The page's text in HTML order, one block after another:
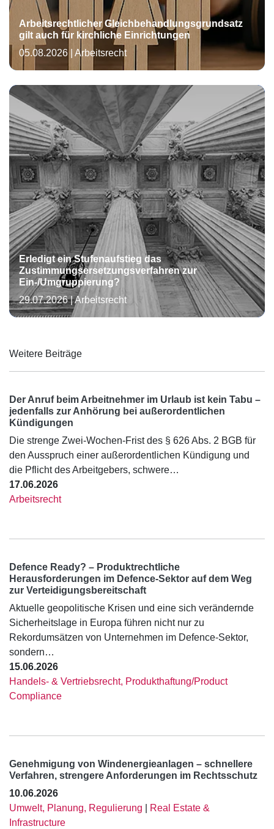
Arbeitsrechtlicher Gleichbehandlungsgrundsatz
gilt auch für kirchliche Einrichtungen
05.08.2026
Arbeitsrecht
Erledigt ein Stufenaufstieg das
Zustimmungsersetzungsverfahren zur
Ein-/Umgruppierung?
29.07.2026|Arbeitsrecht
Weitere Beiträge
Der Anruf beim Arbeitnehmer im Urlaub ist kein Tabu –
jedenfalls zur Anhörung bei außerordentlichen
Kündigungen
Die strenge Zwei-Wochen-Frist des § 626 Abs. 2 BGB für
den Ausspruch einer außerordentlichen Kündigung und
die Pflicht des Arbeitgebers, schwere…
17.06.2026
Arbeitsrecht
Defence Ready? – Produktrechtliche
Herausforderungen im Defence-Sektor auf dem Weg
zur Verteidigungsbereitschaft
Aktuelle geopolitische Krisen und eine sich verändernde
Sicherheitslage in Europa führen nicht nur zu
Rekordumsätzen von Unternehmen im Defence-Sektor,
sondern…
15.06.2026
Handels- & Vertriebsrecht, Produkthaftung/Product
Compliance
Genehmigung von Windenergieanlagen – schnellere
Verfahren, strengere Anforderungen im Rechtsschutz
10.06.2026
Umwelt, Planung, Regulierung
Real Estate &
Infrastructure